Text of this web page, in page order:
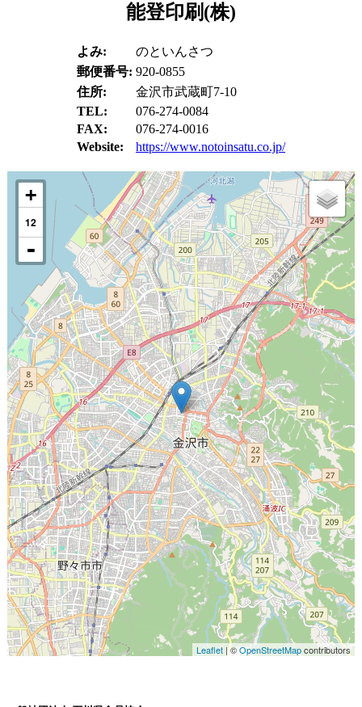
能登印刷(株)
よみ:
のといんさつ
郵便番号: 920-0855
住所:
金沢市武蔵町7-10
TEL:
076-274-0084
FAX:
076-274-0016
Website:
https://www.notoinsatu.co.jp/
12
Leaflet | ©OpenStreetMapcontributors